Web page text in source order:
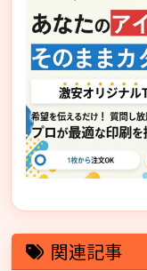
関連記事